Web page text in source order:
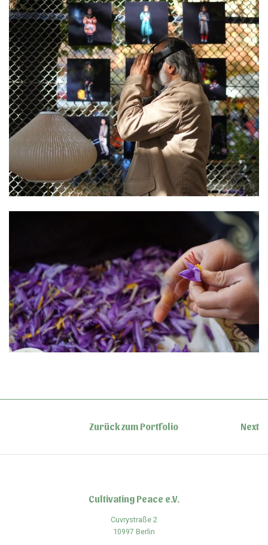
Zurück zum Portfolio Next
Cultivating Peace e.V.
Cuvrystraße 2
10997 Berlin